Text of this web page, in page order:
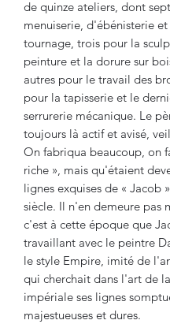
de quinze ateliers, dont
menuiserie, d'ébénisterie
tournage, trois pour la
peinture et la dorure sur
autres pour le travail des
pour la tapisserie et le
serrurerie mécanique. Le
toujours là actif et avisé,
On fabriqua beaucoup, on
riche », mais qu'étaient
lignes exquises de « Jacob
siècle. Il n'en demeure pas
c'est à cette époque que
travaillant avec le peintre
le style Empire, imité de
qui cherchait dans l'art de
impériale ses lignes
majestueuses et dures.